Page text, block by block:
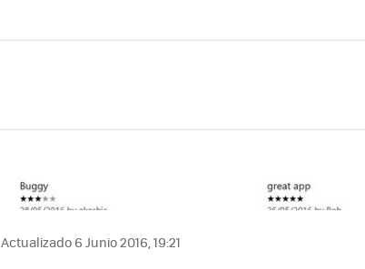
Actualizado 6 Junio 2016, 19:21